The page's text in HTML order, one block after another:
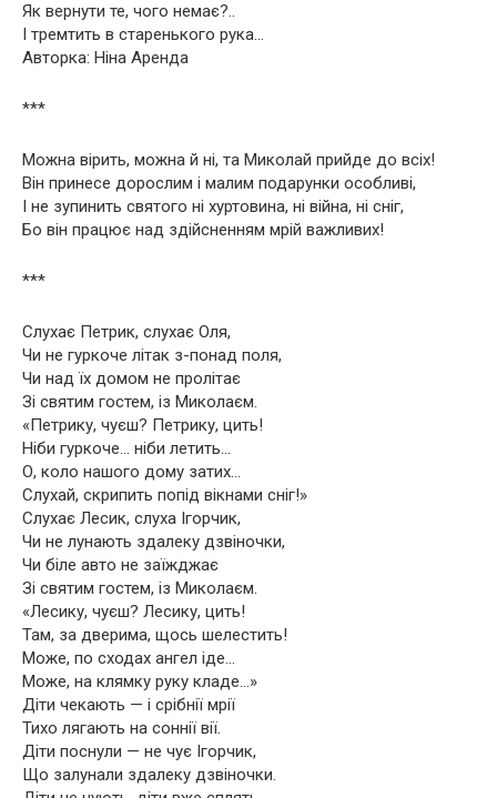
Як вернути те, чого немає?..
І тремтить в старенького рука…
Авторка: Ніна Аренда
***
Можна вірить, можна й ні, та Миколай прийде до всіх!
Він принесе дорослим і малим подарунки особливі,
І не зупинить святого ні хуртовина, ні війна, ні сніг,
Бо він працює над здійсненням мрій важливих!
***
Слухає Петрик, слухає Оля,
Чи не гуркоче літак з-понад поля,
Чи над їх домом не пролітає
Зі святим гостем, із Миколаєм.
«Петрику, чуєш? Петрику, цить!
Ніби гуркоче… ніби летить…
О, коло нашого дому затих…
Слухай, скрипить попід вікнами сніг!»
Слухає Лесик, слуха Ігорчик,
Чи не лунають здалеку дзвіночки,
Чи біле авто не заїжджає
Зі святим гостем, із Миколаєм.
«Лесику, чуєш? Лесику, цить!
Там, за дверима, щось шелестить!
Може, по сходах ангел іде…
Може, на клямку руку кладе…»
Діти чекають — і срібнії мрії
Тихо лягають на соннії вії.
Діти поснули — не чує Ігорчик,
Що залунали здалеку дзвіночки.